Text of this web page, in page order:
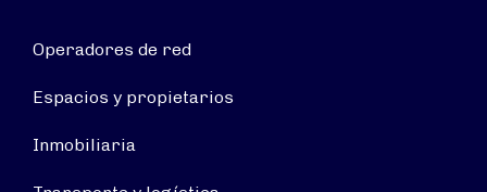
Operadores de red
Espacios y propietarios
Inmobiliaria